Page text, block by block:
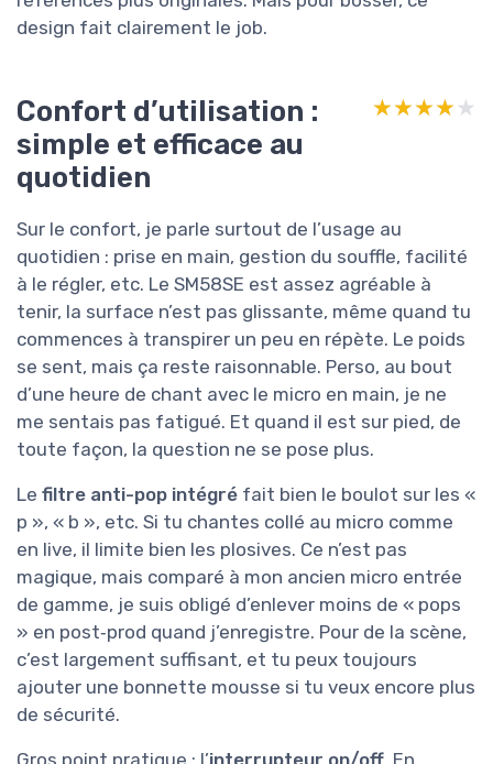
design fait clairement le job.
Confort d’utilisation :
simple et efficace au
quotidien
★★★★★
★★★★★
Sur le confort, je parle surtout de l’usage au
quotidien : prise en main, gestion du souffle, facilité
à le régler, etc. Le SM58SE est assez agréable à
tenir, la surface n’est pas glissante, même quand tu
commences à transpirer un peu en répète. Le poids
se sent, mais ça reste raisonnable. Perso, au bout
d’une heure de chant avec le micro en main, je ne
me sentais pas fatigué. Et quand il est sur pied, de
toute façon, la question ne se pose plus.
Le filtre anti-pop intégré fait bien le boulot sur les «
p », « b », etc. Si tu chantes collé au micro comme
en live, il limite bien les plosives. Ce n’est pas
magique, mais comparé à mon ancien micro entrée
de gamme, je suis obligé d’enlever moins de « pops
» en post‑prod quand j’enregistre. Pour de la scène,
c’est largement suffisant, et tu peux toujours
ajouter une bonnette mousse si tu veux encore plus
de sécurité.